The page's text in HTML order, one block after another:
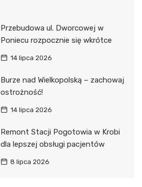
Przebudowa ul. Dworcowej w
Poniecu rozpocznie się wkrótce
14 lipca 2026
Burze nad Wielkopolską – zachowaj
ostrożność!
14 lipca 2026
Remont Stacji Pogotowia w Krobi
dla lepszej obsługi pacjentów
8 lipca 2026